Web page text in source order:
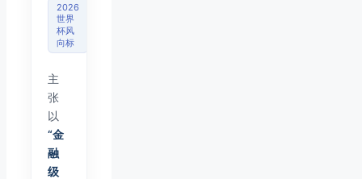
2026
世界
杯风
向标
主
张
以
“金
融
级